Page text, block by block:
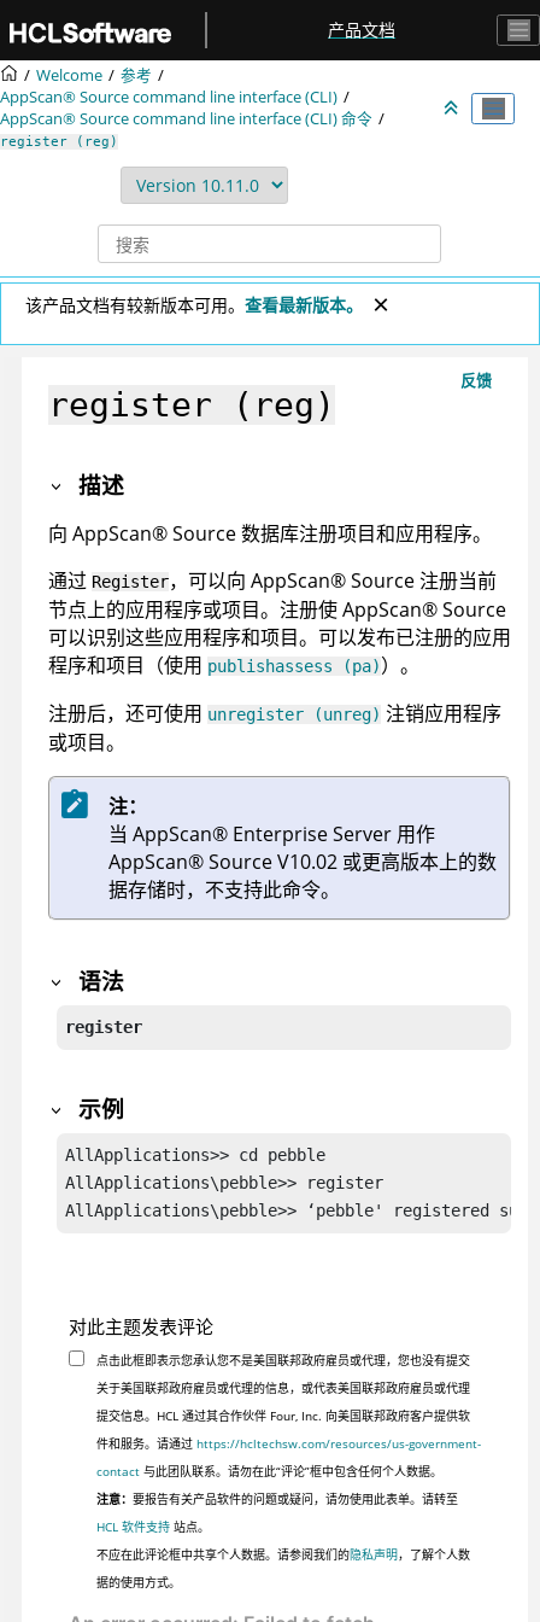
产品文档
Welcome
参考
AppScan® Source command line interface (CLI)
AppScan® Source command line interface (CLI)命令
register (reg)
该产品文档有较新版本可用。 查看最新版本。
反馈
register (reg)
描述
向 AppScan®Source数据库注册项目和应用程序。
通过 Register，可以向 AppScan®Source注册当前
节点上的应用程序或项目。注册使AppScan®Source
可以识别这些应用程序和项目。可以发布已注册的应用
程序和项目（使用 publishassess (pa)）。
注册后，还可使用 unregister (unreg) 注销应用程序
或项目。
注：
当 AppScan® Enterprise Server 用作
AppScan®SourceV10.02 或更高版本上的数
据存储时，不支持此命令。
语法
register
示例
AllApplications>> cd pebble
AllApplications\pebble>> register
AllApplications\pebble>> ‘pebble' registered
对此主题发表评论
点击此框即表示您承认您不是美国联邦政府雇员或代理，您也没有提交
关于美国联邦政府雇员或代理的信息，或代表美国联邦政府雇员或代理
提交信息。HCL 通过其合作伙伴 Four, Inc. 向美国联邦政府客户提供软
件和服务。请通过 https://hcltechsw.com/resources/us-government-
contact与此团队联系。请勿在此“评论”框中包含任何个人数据。
注意： 要报告有关产品软件的问题或疑问，请勿使用此表单。请转至
HCL 软件支持站点。
不应在此评论框中共享个人数据。请参阅我们的隐私声明，了解个人数
据的使用方式。